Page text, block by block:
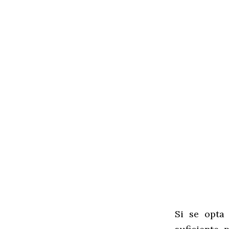
Si se opta